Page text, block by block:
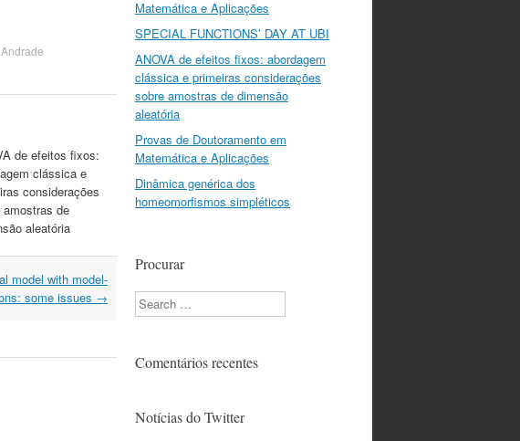
de efeitos fixos:
clássica e
considerações
amostras de
aleatória
model with model-
some issues →
Matemática e Aplicações
SPECIAL FUNCTIONS’ DAY AT UBI
ANOVA de efeitos fixos: abordagem
clássica e primeiras considerações
sobre amostras de dimensão
aleatória
Provas de Doutoramento em
Matemática e Aplicações
Dinâmica genérica dos
homeomorfismos simpléticos
Procurar
Search
Comentários recentes
Notícias do Twitter